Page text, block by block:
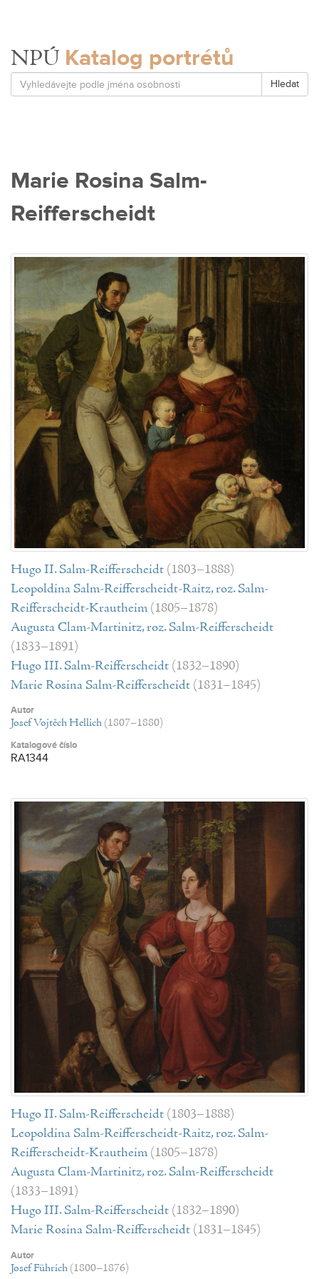
NPÚ Katalog portrétů
Hledat
Marie Rosina Salm-
Reifferscheidt
Hugo II. Salm-Reifferscheidt (1803–1888)
Leopoldina Salm-Reifferscheidt-Raitz, roz. Salm-
Reifferscheidt-Krautheim (1805–1878)
Augusta Clam-Martinitz, roz. Salm-Reifferscheidt
(1833–1891)
Hugo III. Salm-Reifferscheidt (1832–1890)
Marie Rosina Salm-Reifferscheidt (1831–1845)
Autor
Josef Vojtěch Hellich (1807–1880)
Katalogové číslo
RA1344
Hugo II. Salm-Reifferscheidt (1803–1888)
Leopoldina Salm-Reifferscheidt-Raitz, roz. Salm-
Reifferscheidt-Krautheim (1805–1878)
Augusta Clam-Martinitz, roz. Salm-Reifferscheidt
(1833–1891)
Hugo III. Salm-Reifferscheidt (1832–1890)
Marie Rosina Salm-Reifferscheidt (1831–1845)
Autor
Josef Führich (1800–1876)